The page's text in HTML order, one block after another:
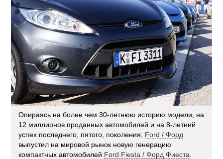
Опираясь на более чем 30-летнюю историю модели, на
12 миллионов проданных автомобилей и на 8-летний
успех последнего, пятого, поколения, Ford / Форд
выпустил на мировой рынок новую генерацию
компактных автомобилей Ford Fiesta / Форд Фиеста